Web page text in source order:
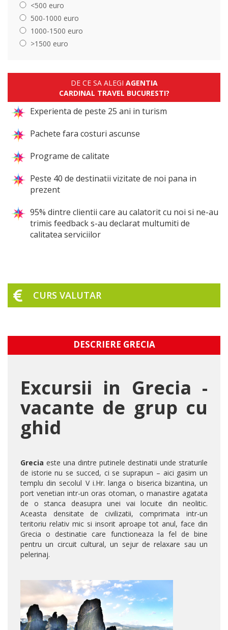
<500 euro
500-1000 euro
1000-1500 euro
>1500 euro
DE CE SA ALEGI AGENTIA
CARDINAL TRAVEL BUCURESTI?
Experienta de peste 25 ani in turism
Pachete fara costuri ascunse
Programe de calitate
Peste 40 de destinatii vizitate de noi pana in
prezent
95% dintre clientii care au calatorit cu noi si ne-au
trimis feedback s-au declarat multumiti de
calitatea serviciilor
CURS VALUTAR
DESCRIERE GRECIA
Excursii in Grecia -
vacante de grup cu
ghid
Grecia este una dintre putinele destinatii unde straturile
de istorie nu se succed, ci se suprapun – aici gasim un
templu din secolul V i.Hr. langa o biserica bizantina, un
port venetian intr-un oras otoman, o manastire agatata
de o stanca deasupra unei vai locuite din neolitic.
Aceasta densitate de civilizatii, comprimata intr-un
teritoriu relativ mic si insorit aproape tot anul, face din
Grecia o destinatie care functioneaza la fel de bine
pentru un circuit cultural, un sejur de relaxare sau un
pelerinaj.